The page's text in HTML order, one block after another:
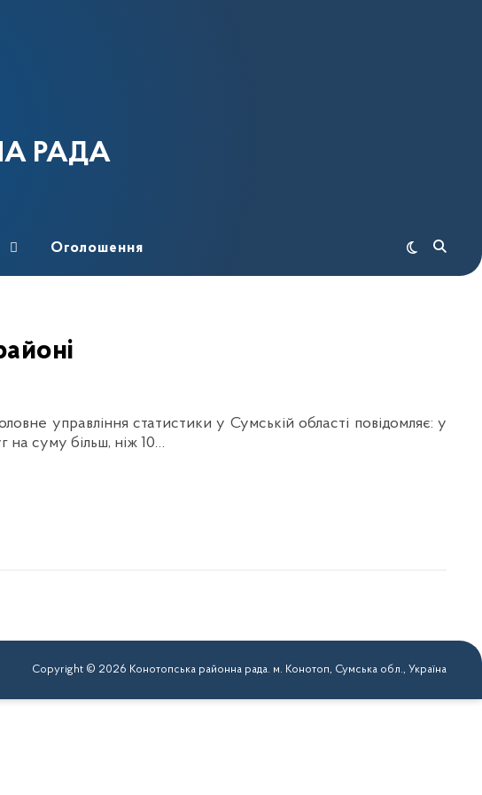
РАДА
Оголошення
управління статистики у Сумській області повідомляє: у
на суму більш, ніж 10…
Copyright © 2026 Конотопська районна рада. м. Конотоп, Сумська обл., Україна